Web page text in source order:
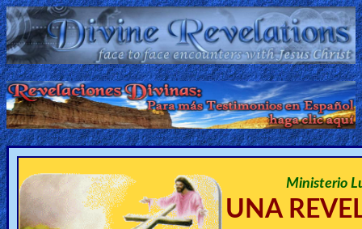
Home:
Mobile
Home: Original Style
ðŸ”
Search
Ministerio
UNA